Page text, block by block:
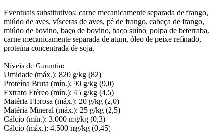
Eventuais substitutivos: carne mecanicamente separada de frango,
miúdo de aves, vísceras de aves, pé de frango, cabeça de frango,
miúdo de bovino, baço de bovino, baço suíno, polpa de beterraba,
carne mecanicamente separada de atum, óleo de peixe refinado,
proteína concentrada de soja.
Níveis de Garantia:
Umidade (máx.): 820 g/kg (82)
Proteína Bruta (mín.): 90 g/kg (9,0)
Extrato Etéreo (mín.): 45 g/kg (4,5)
Matéria Fibrosa (máx.): 20 g/kg (2,0)
Matéria Mineral (máx.): 25 g/kg (2,5)
Cálcio (mín.): 3.000 mg/kg (0,3)
Cálcio (máx.): 4.500 mg/kg (0,45)